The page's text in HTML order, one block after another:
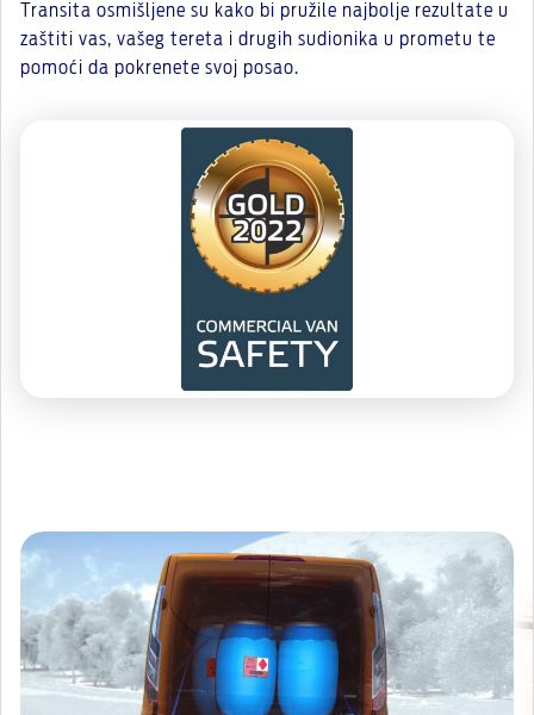
Transita osmišljene su kako bi pružile najbolje rezultate u
zaštiti vas, vašeg tereta i drugih sudionika u prometu te
pomoći da pokrenete svoj posao.